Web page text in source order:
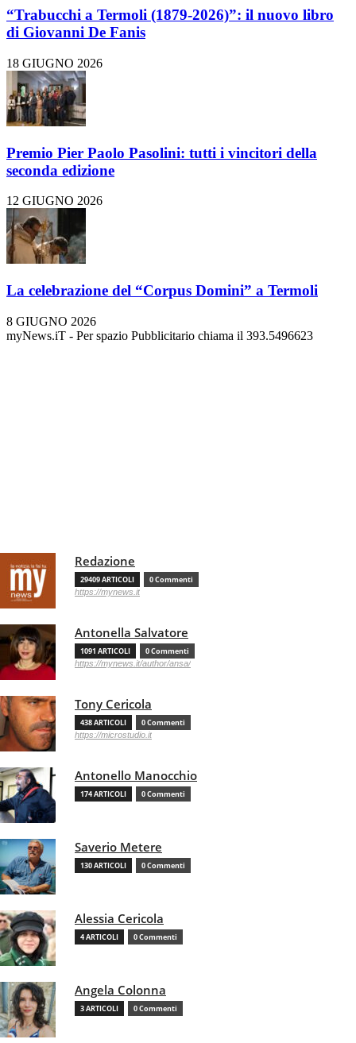
“Trabucchi a Termoli (1879-2026)”: il nuovo libro
di Giovanni De Fanis
18 GIUGNO 2026
Premio Pier Paolo Pasolini: tutti i vincitori della
seconda edizione
12 GIUGNO 2026
La celebrazione del “Corpus Domini” a Termoli
8 GIUGNO 2026
myNews.iT - Per spazio Pubblicitario chiama il 393.5496623
Redazione
29409 ARTICOLI 0 Commenti
https://mynews.it
Antonella Salvatore
1091 ARTICOLI 0 Commenti
https://mynews.it/author/ansa/
Tony Cericola
438 ARTICOLI 0 Commenti
https://microstudio.it
Antonello Manocchio
174 ARTICOLI 0 Commenti
Saverio Metere
130 ARTICOLI 0 Commenti
Alessia Cericola
4 ARTICOLI 0 Commenti
Angela Colonna
3 ARTICOLI 0 Commenti